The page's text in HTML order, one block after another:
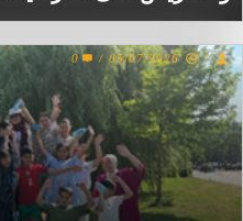
/
05/07/2026
/
0